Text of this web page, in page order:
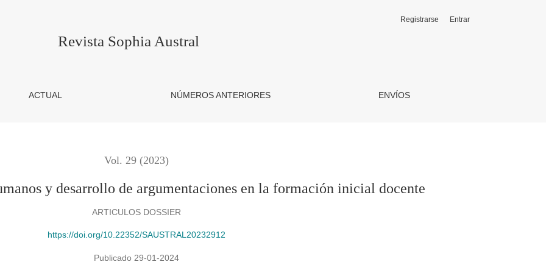
argumentaciones en la formación inicial docente
Revista Sophia Austral
ACTUAL NÚMEROS ANTERIORES ENVÍOS
Registrarse Entrar
Vol. 29 (2023)
y desarrollo de argumentaciones en la formación inicial docente
ARTICULOS DOSSIER
https://doi.org/10.22352/SAUSTRAL20232912
Publicado 29-01-2024